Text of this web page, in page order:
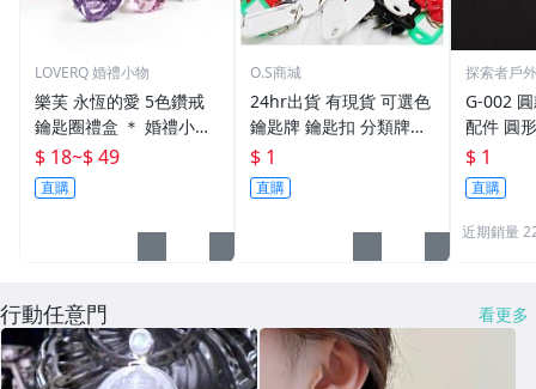
LOVERQ 婚禮小物
樂芙 永恆的愛 5色鑽戒
鑰匙圈禮盒 ＊ 婚禮小物
二次進場 工商禮贈品 戒
指鑰匙圈 鑽石鑰匙扣 大
鑽戒 送客禮 活動贈品
$ 18~$ 49
直購
O.S商城
24hr出貨 有現貨 可選色
鑰匙牌 鑰匙扣 分類牌鎖
匙 分類牌 塑膠鑰匙牌 鑰
匙扣 號碼牌 分類牌 標記
鑰匙吊牌 掛牌
$ 1
直購
探索者戶
G-002
配件 圓
鑰匙圈
單個鑰
$ 1
直購
近期銷量
行動任意門 看更多